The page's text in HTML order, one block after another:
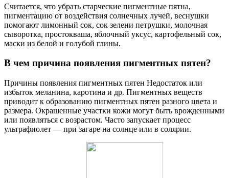
Считается, что убрать старческие пигментные пятна,
пигментацию от воздействия солнечных лучей, веснушки
помогают лимонный сок, сок зелени петрушки, молочная
сыворотка, простокваша, яблочный уксус, картофельный сок,
маски из белой и голубой глины.
В чем причина появления пигментных пятен?
Причины появления пигментных пятен Недостаток или
избыток меланина, каротина и др. Пигментных веществ
приводит к образованию пигментных пятен разного цвета и
размера. Окрашенные участки кожи могут быть врожденными
или появляться с возрастом. Часто запускает процесс
ультрафиолет — при загаре на солнце или в солярии.